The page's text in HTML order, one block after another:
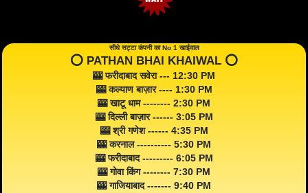
सीधे सट्टा कंपनी का No 1 खाईवाल
⭕️ PATHAN BHAI KHAIWAL ⭕️
🎰 फरीदाबाद सवेरा --- 12:30 PM
🎰 कल्याण बाज़ार ---- 1:30 PM
🎰 खाटू धाम -------- 2:30 PM
🎰 दिल्ली बाज़ार ------ 3:05 PM
🎰 श्री गणेश ------ 4:35 PM
🎰 करनाल ---------- 5:30 PM
🎰 फरीदाबाद --------- 6:05 PM
🎰 गोवा किंग -------- 7:30 PM
🎰 गाजियाबाद ------- 9:40 PM